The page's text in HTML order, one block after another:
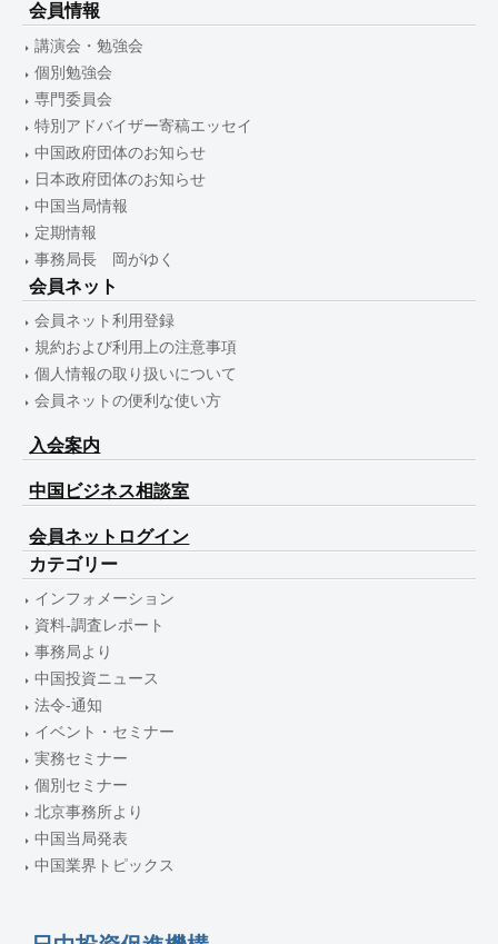
会員情報
講演会・勉強会
個別勉強会
専門委員会
特別アドバイザー寄稿エッセイ
中国政府団体のお知らせ
日本政府団体のお知らせ
中国当局情報
定期情報
事務局長 岡がゆく
会員ネット
会員ネット利用登録
規約および利用上の注意事項
個人情報の取り扱いについて
会員ネットの便利な使い方
入会案内
中国ビジネス相談室
会員ネットログイン
カテゴリー
インフォメーション
資料-調査レポート
事務局より
中国投資ニュース
法令-通知
イベント・セミナー
実務セミナー
個別セミナー
北京事務所より
中国当局発表
中国業界トピックス